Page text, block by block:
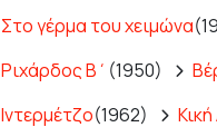
Στο γέρμα του χειμώνα
Ριχάρδος Β΄ (1950)
Ιντερμέτζο(1962)